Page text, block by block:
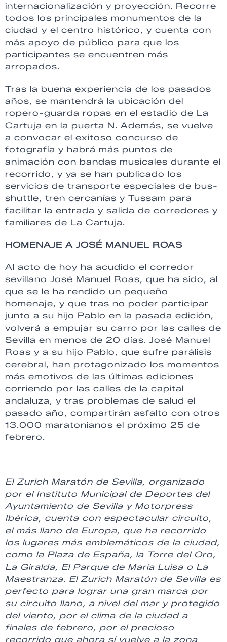
internacionalización y proyección. Recorre
todos los principales monumentos de la
ciudad y el centro histórico, y cuenta con
más apoyo de público para que los
participantes se encuentren más
arropados.
Tras la buena experiencia de los pasados
años, se mantendrá la ubicación del
ropero-guarda ropas en el estadio de La
Cartuja en la puerta N. Además, se vuelve
a convocar el exitoso concurso de
fotografía y habrá más puntos de
animación con bandas musicales durante el
recorrido, y ya se han publicado los
servicios de transporte especiales de bus-
shuttle, tren cercanías y Tussam para
facilitar la entrada y salida de corredores y
familiares de La Cartuja.
HOMENAJE A JOSÉ MANUEL ROAS
Al acto de hoy ha acudido el corredor
sevillano José Manuel Roas, que ha sido, al
que se le ha rendido un pequeño
homenaje, y que tras no poder participar
junto a su hijo Pablo en la pasada edición,
volverá a empujar su carro por las calles de
Sevilla en menos de 20 días. José Manuel
Roas y a su hijo Pablo, que sufre parálisis
cerebral, han protagonizado los momentos
más emotivos de las últimas ediciones
corriendo por las calles de la capital
andaluza, y tras problemas de salud el
pasado año, compartirán asfalto con otros
13.000 maratonianos el próximo 25 de
febrero.
El Zurich Maratón de Sevilla, organizado
por el Instituto Municipal de Deportes del
Ayuntamiento de Sevilla y Motorpress
Ibérica, cuenta con espectacular circuito,
el más llano de Europa, que ha recorrido
los lugares más emblemáticos de la ciudad,
como la Plaza de España, la Torre del Oro,
La Giralda, El Parque de María Luisa o La
Maestranza. El Zurich Maratón de Sevilla es
perfecto para lograr una gran marca por
su circuito llano, a nivel del mar y protegido
del viento, por el clima de la ciudad a
finales de febrero, por el precioso
recorrido que ahora sí vuelve a la zona